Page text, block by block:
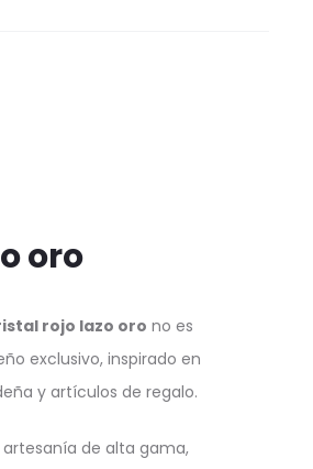
oro
rojo lazo oro no es
exclusivo, inspirado en
y artículos de regalo.
de alta gama,